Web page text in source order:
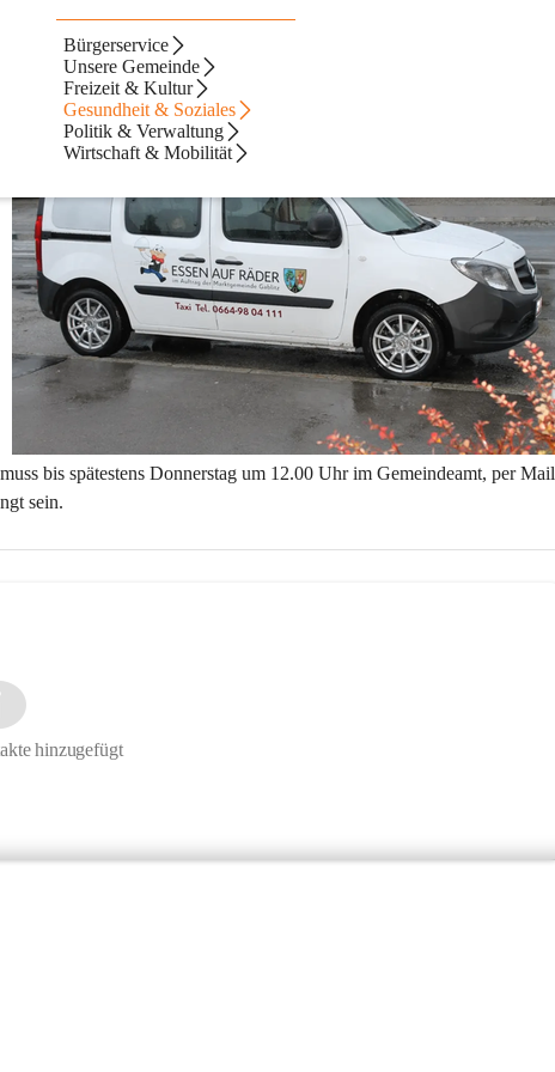
Bürgerservice
Unsere Gemeinde
Freizeit & Kultur
Gesundheit & Soziales
Politik & Verwaltung
Wirtschaft & Mobilität
bis spätestens Donnerstag um 12.00 Uhr im Gemeindeamt, per Mail
sein.
hinzugefügt